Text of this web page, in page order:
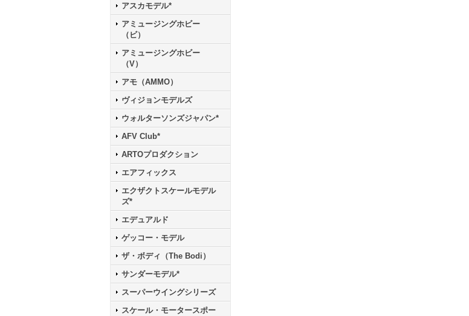
アスカモデル*
アミュージングホビー
（ビ）
アミュージングホビー
（V）
アモ（AMMO）
ヴィジョンモデルズ
ウォルターソンズジャパン*
AFV Club*
ARTOプロダクション
エアフィックス
エクザクトスケールモデル
ズ*
エデュアルド
ゲッコー・モデル
ザ・ボディ（The Bodi）
サンダーモデル*
スーパーウイングシリーズ
スケール・モータースポー